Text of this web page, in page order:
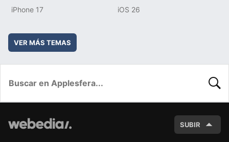
iPhone 17 iOS 26
VER MÁS TEMAS
SUBIR